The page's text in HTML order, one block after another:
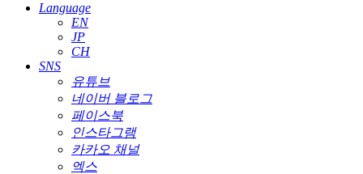
Language
EN
JP
CH
SNS
유튜브
네이버 블로그
페이스북
인스타그램
카카오 채널
엑스